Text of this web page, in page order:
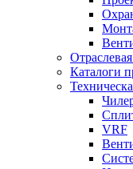
Каталоги
VRF